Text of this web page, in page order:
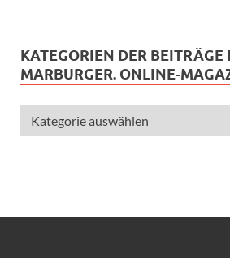
KATEGORIEN DER BEITRÄGE
MARBURGER. ONLINE-